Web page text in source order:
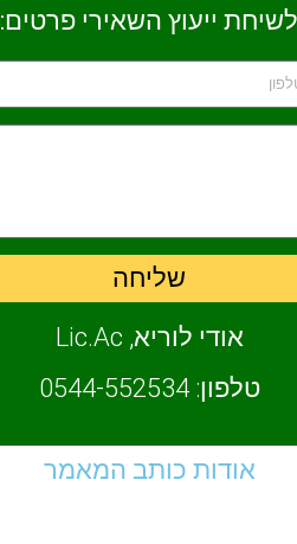
לשיחת ייעוץ השאירי פרטים:
שליחה
אודי לוריא, Lic.Ac
טלפון: 0544-552534
אודות כותב המאמר